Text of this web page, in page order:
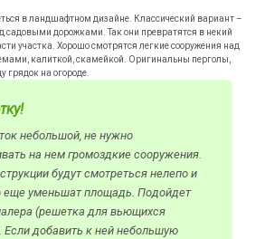
в ландшафтном дизайне. Классический вариант –
садовыми дорожками. Так они превратятся в некий
участка. Хорошо смотрятся легкие сооружения над
калиткой, скамейкой. Оригинальны перголы,
на огороде.
небольшой, не нужно
на нем громоздкие сооружения.
будут смотреться нелепо и
еще уменьшат площадь. Подойдет
(решетка для вьющихся
Если добавить к ней небольшую